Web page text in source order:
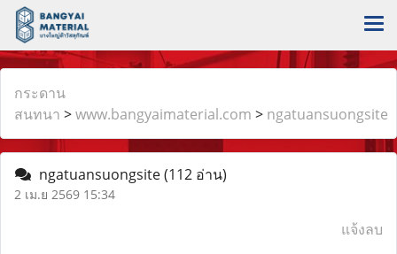
กระดาน
สนทนา >www.bangyaimaterial.com > ngatuansuongsite
ngatuansuongsite(112 อ่าน)
2 เม.ย 2569 15:34
แจ้งลบ